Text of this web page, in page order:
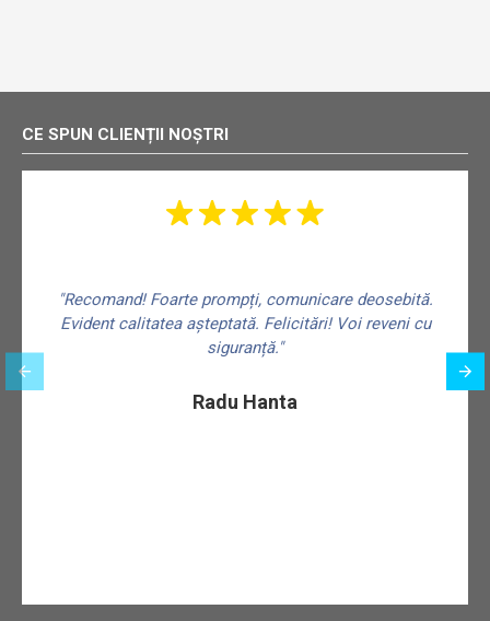
CE SPUN CLIENȚII NOȘTRI
"Recomand! Foarte prompți, comunicare deosebită.
Evident calitatea așteptată. Felicitări! Voi reveni cu
siguranță."
Radu Hanta